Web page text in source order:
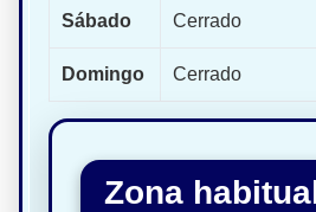
Sábado Cerrado
Domingo Cerrado
Zona